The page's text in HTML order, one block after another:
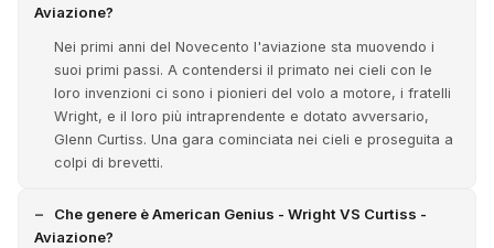
Aviazione?
Nei primi anni del Novecento l'aviazione sta muovendo i
suoi primi passi. A contendersi il primato nei cieli con le
loro invenzioni ci sono i pionieri del volo a motore, i fratelli
Wright, e il loro più intraprendente e dotato avversario,
Glenn Curtiss. Una gara cominciata nei cieli e proseguita a
colpi di brevetti.
Che genere è American Genius - Wright VS Curtiss -
Aviazione?